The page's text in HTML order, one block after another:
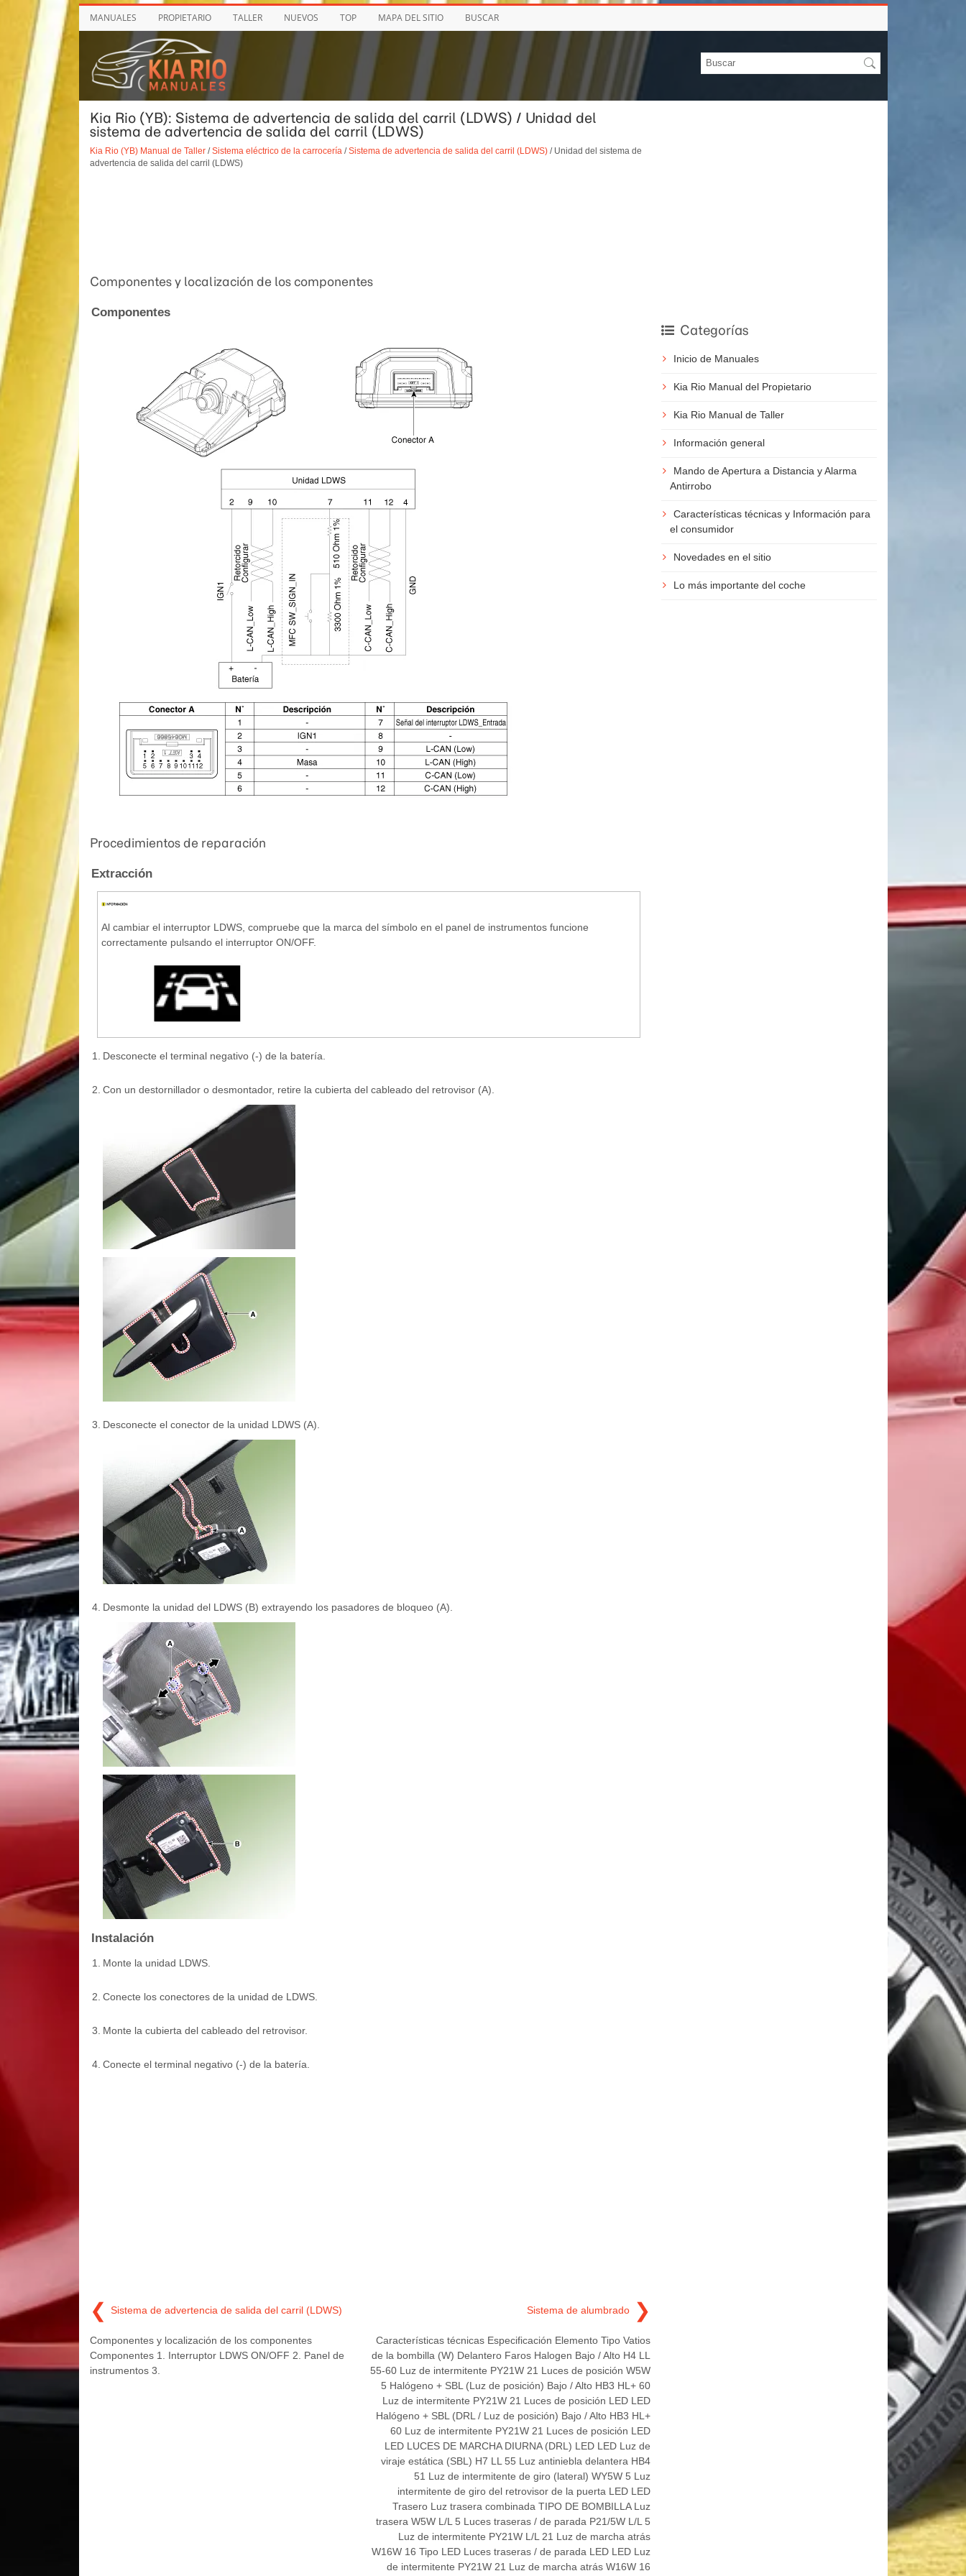
MANUALES PROPIETARIO TALLER NUEVOS TOP MAPA DEL SITIO BUSCAR
Kia Rio (YB): Sistema de advertencia de salida del carril (LDWS) / Unidad del
sistema de advertencia de salida del carril (LDWS)
Kia Rio (YB) Manual de Taller/Sistema eléctrico de la carrocería /Sistema de advertencia de salida del carril (LDWS)/ Unidad del sistema de
advertencia de salida del carril (LDWS)
Componentes y localización de los componentes
Componentes
Procedimientos de reparación
Extracción
Al cambiar el interruptor LDWS, compruebe que la marca del símbolo en el panel de instrumentos funcione
correctamente pulsando el interruptor ON/OFF.
1. Desconecte el terminal negativo (-) de la batería.
2. Con un destornillador o desmontador, retire la cubierta del cableado del retrovisor (A).
3. Desconecte el conector de la unidad LDWS (A).
4. Desmonte la unidad del LDWS (B) extrayendo los pasadores de bloqueo (A).
Instalación
1. Monte la unidad LDWS.
2. Conecte los conectores de la unidad de LDWS.
3. Monte la cubierta del cableado del retrovisor.
4. Conecte el terminal negativo (-) de la batería.
❮ Sistema de advertencia de salida del carril (LDWS)
Componentes y localización de los componentes
Componentes 1. Interruptor LDWS ON/OFF 2. Panel de
instrumentos 3.
Sistema de alumbrado ❯
Características técnicas Especificación Elemento Tipo Vatios
de la bombilla (W) Delantero Faros Halogen Bajo / Alto H4 LL
55-60 Luz de intermitente PY21W 21 Luces de posición W5W
5 Halógeno + SBL (Luz de posición) Bajo / Alto HB3 HL+ 60
Luz de intermitente PY21W 21 Luces de posición LED LED
Halógeno + SBL (DRL / Luz de posición) Bajo / Alto HB3 HL+
60 Luz de intermitente PY21W 21 Luces de posición LED
LED LUCES DE MARCHA DIURNA (DRL) LED LED Luz de
viraje estática (SBL) H7 LL 55 Luz antiniebla delantera HB4
51 Luz de intermitente de giro (lateral) WY5W 5 Luz
intermitente de giro del retrovisor de la puerta LED LED
Trasero Luz trasera combinada TIPO DE BOMBILLA Luz
trasera W5W L/L 5 Luces traseras / de parada P21/5W L/L 5
Luz de intermitente PY21W L/L 21 Luz de marcha atrás
W16W 16 Tipo LED Luces traseras / de parada LED LED Luz
de intermitente PY21W 21 Luz de marcha atrás W16W 16
Categorías
Inicio de Manuales
Kia Rio Manual del Propietario
Kia Rio Manual de Taller
Información general
Mando de Apertura a Distancia y Alarma
Antirrobo
Características técnicas y Información para
el consumidor
Novedades en el sitio
Lo más importante del coche